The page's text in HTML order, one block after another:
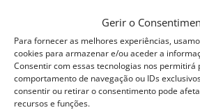
Gerir o
Para fornecer as melhores experiências,
cookies para armazenar e/ou aceder a
Consentir com essas tecnologias nos permitirá
comportamento de navegação ou IDs
consentir ou retirar o consentimento pode
recursos e funções.
atuaçãoPastelaria
Aulas
Pastelaria
Sara Sores,